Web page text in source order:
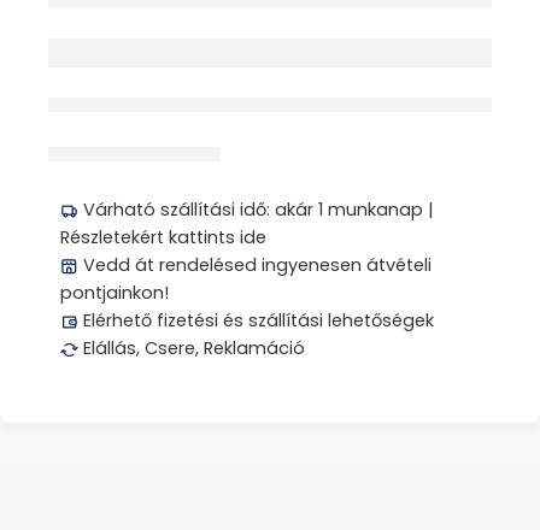
Várható szállítási idő: akár 1 munkanap |
Részletekért kattints ide
Vedd át rendelésed ingyenesen átvételi
pontjainkon!
Elérhető fizetési és szállítási lehetőségek
Elállás, Csere, Reklamáció